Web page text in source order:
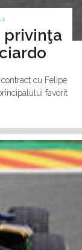
1
privinţa
cu Felipe
favorit